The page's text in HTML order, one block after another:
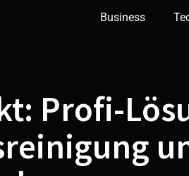
Business
Profi-